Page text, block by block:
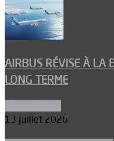
AIRBUS RÉVISE À LA
LONG TERME
13 juillet 2026